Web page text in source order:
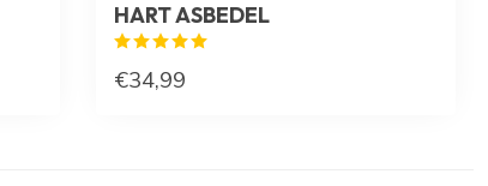
HART ASBEDEL
€34,99